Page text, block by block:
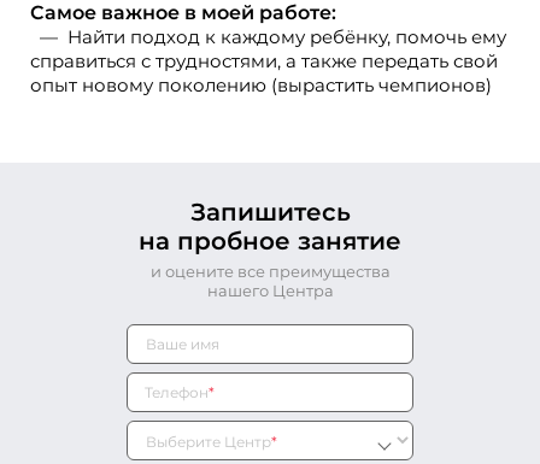
Самое важное в моей работе:
Найти подход к каждому ребёнку, помочь ему
справиться с трудностями, а также передать свой
опыт новому поколению (вырастить чемпионов)
Запишитесь
на пробное занятие
и оцените все преимущества
нашего Центра
Телефон*
Выберите Центр*